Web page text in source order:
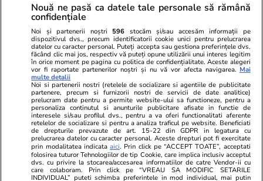
Combinaţii răcoritoare de apă
cu fructe şi plante aromatice
pentru vară
Lifestyle 01 aug.
Cum coci vinetele la bloc, fără
să umpli casa de fum
Nouă ne pasă ca datele tale personale să rămână
confidențiale
Noi și partenerii noștri 596 stocăm și/sau accesăm informații pe
dispozitivul dvs., precum identificatorii cookie unici pentru prelucrarea
datelor cu caracter personal. Puteți accepta sau gestiona preferințele dvs.
făcând clic mai jos, respectiv vă puteți opune utilizării unui interes legitim
în orice moment pe pagina cu politica de confidențialitate. Aceste alegeri
vor fi raportate partenerilor noștri și nu vă vor afecta navigarea. Mai
multe detalii
Noi si partenerii nostri (retelele de socializare si agentiile de publicitate
partenere, precum si furnizorii nostri de servicii de date analitice)
prelucram date pentru a permite website-ului sa functioneze, pentru a
personaliza continutul si anunturile publicitare afisate in functie de
interesele si/sau profilul dvs., pentru a va oferi functionalitati aferente
retelelor de socializare si pentru a analiza traficul pe website. Beneficiati
de drepturile prevazute de art. 15-22 din GDPR in legatura cu
prelucrarea datelor cu caracter personal. Aceste drepturi pot fi exercitate
prin modalitatea indicataaici. Prin click pe “ACCEPT TOATE”, acceptati
folosirea tuturor Tehnologiilor de tip Cookie, care implica inclusiv acceptul
dvs. cu privire la stocarea/accesarea informatiilor de catre Vendor-ii cu
care colaboram. Prin click pe “VREAU SA MODIFIC SETARILE
INDIVIDUAL” puteti schimba preferintele in mod individual, mai putin